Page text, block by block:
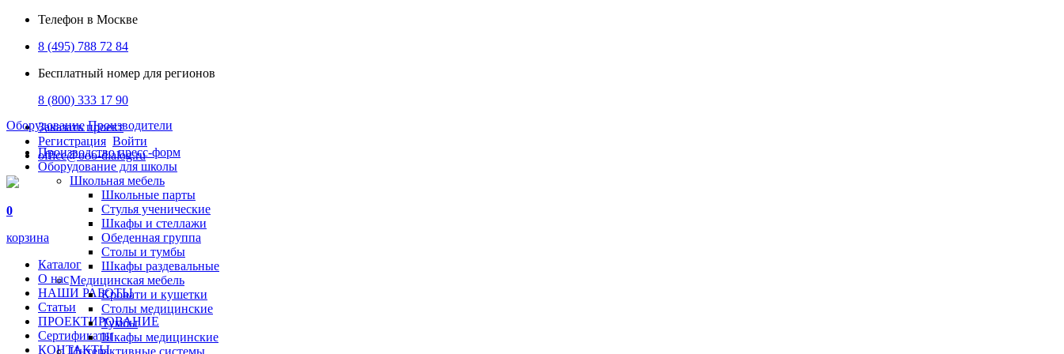
Телефон в Москве
8 (495) 788 72 84
Бесплатный номер для регионов
8 (800) 333 17 90
Заказать проект
Регистрация Войти
office@ooo-dialog.ru
0
корзина
Каталог
О нас
НАШИ РАБОТЫ
Статьи
ПРОЕКТИРОВАНИЕ
Сертификаты
КОНТАКТЫ
Оборудование Производители
Производство пресс-форм
Оборудование для школы
Школьная мебель
Школьные парты
Стулья ученические
Шкафы и стеллажи
Обеденная группа
Столы и тумбы
Шкафы раздевальные
Медицинская мебель
Кровати и кушетки
Столы медицинские
Тумбы
Шкафы медицинские
Интерактивные системы